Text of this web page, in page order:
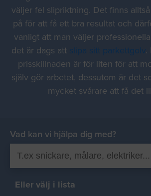
väljer fel slipriktning. Det finns
på för att få ett bra resultat och
vanligt att man väljer
det är dags att slipa sitt parkettgolv.
prisskillnaden är för liten för att
själv gör arbetet, dessutom är det
mycket svårare att få det
Vad kan vi hjälpa dig med?
Eller välj i lista